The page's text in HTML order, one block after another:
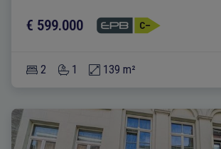
€ 599.000
2 1 139 m²